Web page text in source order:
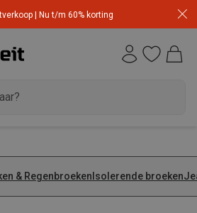
| Nu t/m 60% korting
& Regenbroeken Isolerende broeken